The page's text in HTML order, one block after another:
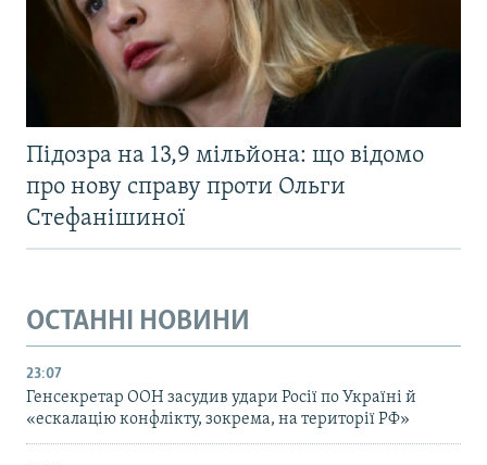
Підозра на 13,9 мільйона: що відомо
про нову справу проти Ольги
Стефанішиної
ОСТАННІ НОВИНИ
23:07
Генсекретар ООН засудив удари Росії по Україні й
«ескалацію конфлікту, зокрема, на території РФ»